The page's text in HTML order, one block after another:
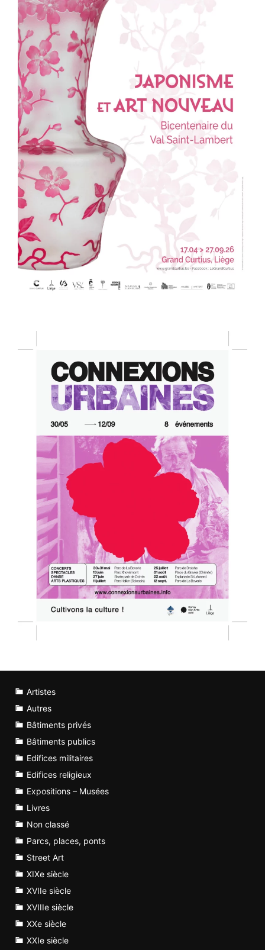
Artistes
Autres
Bâtiments privés
Bâtiments publics
Edifices militaires
Edifices religieux
Expositions – Musées
Livres
Non classé
Parcs, places, ponts
Street Art
XIXe siècle
XVIIe siècle
XVIIIe siècle
XXe siècle
XXIe siècle